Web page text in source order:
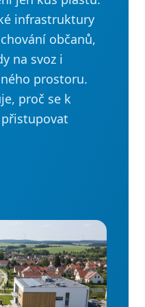
infrastruktury
občanů,
na svoz i
prostoru.
proč se k